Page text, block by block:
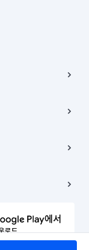
트리빌딩) B동 5층
8층 미소
에게 있습니다.